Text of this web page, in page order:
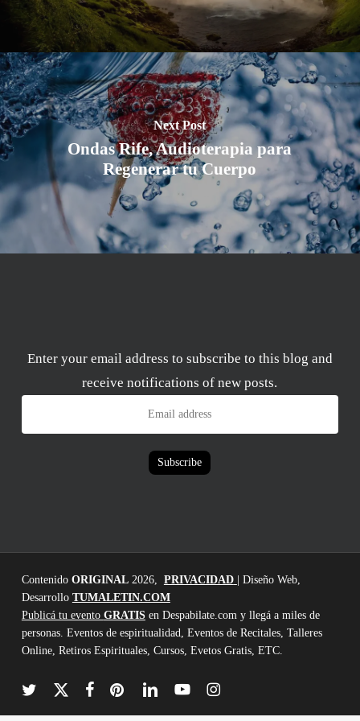
Next Post
Ondas Rife, Audioterapia para
Regenerar tu Cuerpo
Enter your email address to subscribe to this blog and
receive notifications of new posts.
Email
Subscribe
Contenido ORIGINAL2026, PRIVACIDAD
| Diseño Web,
Desarrollo TUMALETIN.COM
Publicá tu evento GRATISen Despabilate.com y llegá a miles de
personas. Eventos de espiritualidad, Eventos de Recitales, Talleres
Online, Retiros Espirituales, Cursos, Evetos Gratis, ETC.
twitter
x-
facebookpinterestlinkedinyoutubeinstagram